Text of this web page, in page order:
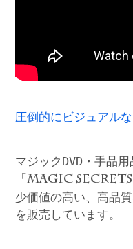
圧倒的にビジュアル
マジックDVD・手品
「 MAGIC SECRETS
少価値の高い、高品
を販売しています。